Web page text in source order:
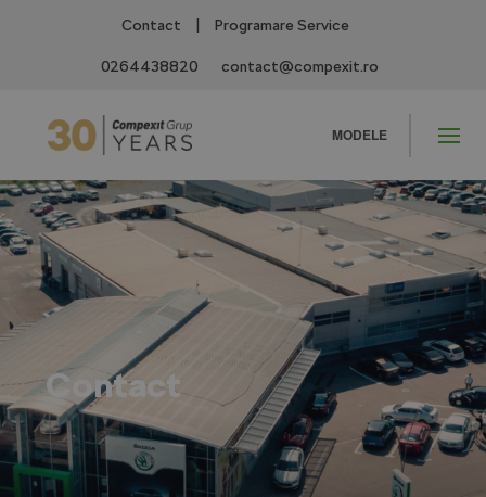
Contact | Programare Service
0264438820 contact@compexit.ro
MODELE
Contact